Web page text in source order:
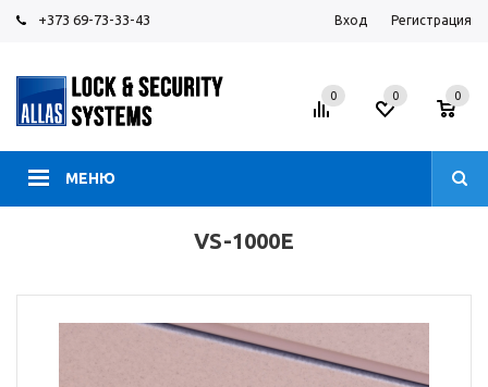
+373 69-73-33-43 Вход Регистрация
МЕНЮ
0 0 0
VS-1000E